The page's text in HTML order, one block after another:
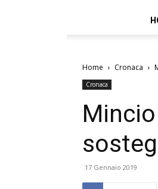
Home Cronaca
Cronaca
17 Gennaio 2019